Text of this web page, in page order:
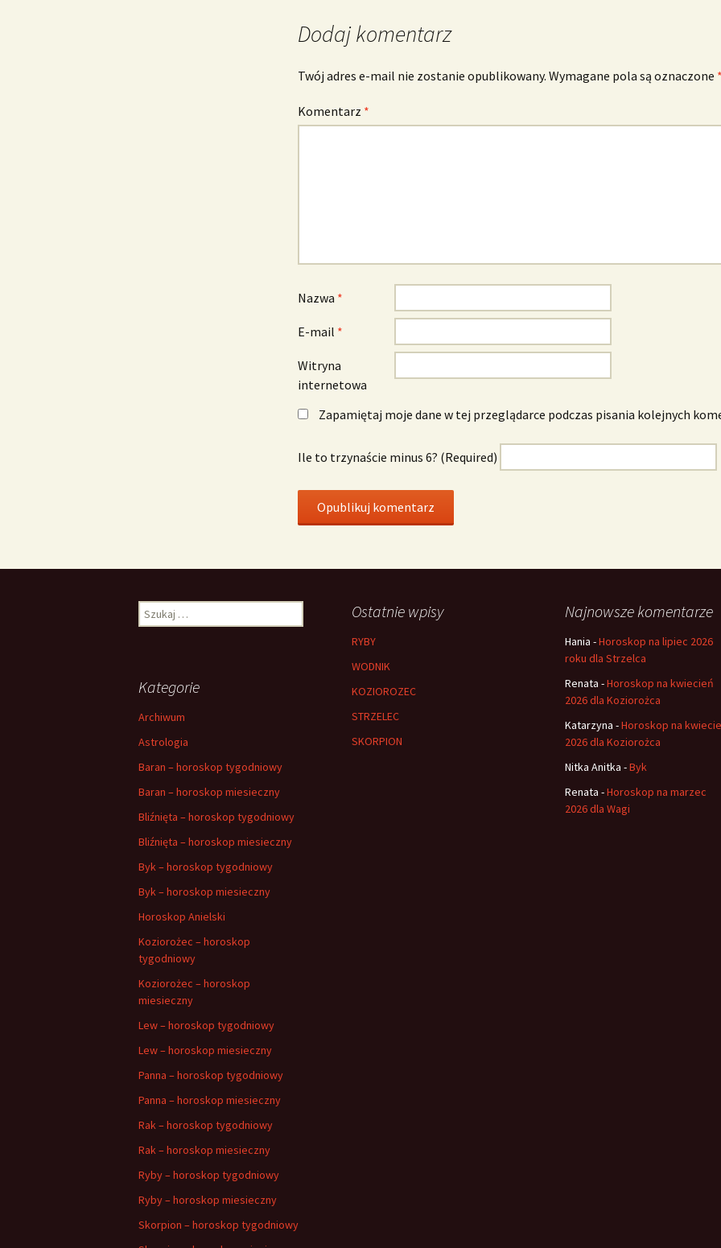
Dodaj komentarz
Twój adres e-mail nie zostanie opublikowany. Wymagane pola są oznaczone *
Komentarz *
Nazwa *
E-mail *
Witryna
internetowa
Zapamiętaj moje dane w tej przeglądarce podczas pisania kolejnych
Ile to trzynaście minus 6? (Required)
Szukaj: Ostatnie wpisy
RYBY
WODNIK
KOZIOROZEC
STRZELEC
SKORPION
Najnowsze komentarze
Hania -Horoskop na lipiec 2026
roku dla Strzelca
Renata -Horoskop na kwiecień
2026 dla Koziorożca
Katarzyna -Horoskop na
2026 dla Koziorożca
Nitka Anitka -Byk
Renata -Horoskop na marzec
2026 dla Wagi
Kategorie
Archiwum
Astrologia
Baran – horoskop tygodniowy
Baran – horoskop miesieczny
Bliźnięta – horoskop tygodniowy
Bliźnięta – horoskop miesieczny
Byk – horoskop tygodniowy
Byk – horoskop miesieczny
Horoskop Anielski
Koziorożec – horoskop
tygodniowy
Koziorożec – horoskop
miesieczny
Lew – horoskop tygodniowy
Lew – horoskop miesieczny
Panna – horoskop tygodniowy
Panna – horoskop miesieczny
Rak – horoskop tygodniowy
Rak – horoskop miesieczny
Ryby – horoskop tygodniowy
Ryby – horoskop miesieczny
Skorpion – horoskop tygodniowy